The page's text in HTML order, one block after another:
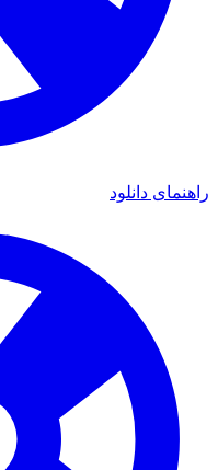
راهنمای دانلود